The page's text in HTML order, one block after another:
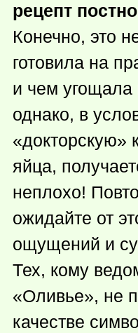
рецепт
Конечно, это
готовила на
и чем угощала
однако, в
«докторскую»
яйца,
неплохо!
ожидайте от
ощущений и
Тех, кому
«Оливье», не
качестве